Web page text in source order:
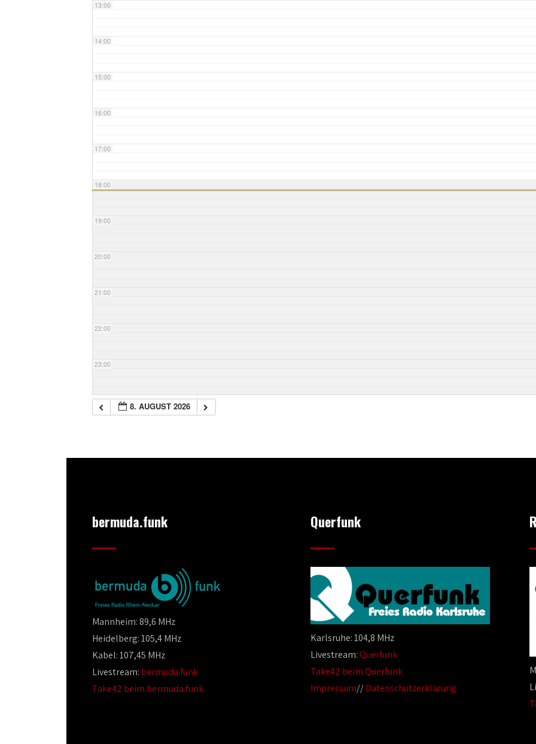
13:00
14:00
15:00
16:00
17:00
18:00
19:00
20:00
21:00
22:00
23:00
8. AUGUST 2026
bermuda.funk
Mannheim: 89,6 MHz
Heidelberg: 105,4 MHz
Kabel: 107,45 MHz
Livestream: bermuda.funk
Take42 beim bermuda.funk
Querfunk
Karlsruhe: 104,8 MHz
Livestream:Querfunk
Take42 beim Querfunk
Impressum//Datenschutzerklärung